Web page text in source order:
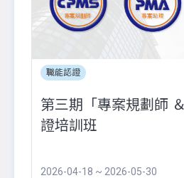
職能認證
第三期「專案規劃師
證培訓班
2026-04-18 ~ 2026-05-30